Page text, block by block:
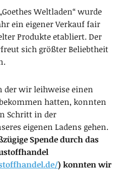
Weltladen“ wurde
ein eigener Verkauf fair
Produkte etabliert. Der
sich größter Beliebtheit
der wir leihweise einen
hatten, konnten
Schritt in der
eigenen Ladens gehen.
Spende durch das
) konnten wir